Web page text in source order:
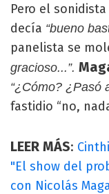
Pero el
decía “bueno
panelista se
gracioso...”.
“¿Cómo? ¿Pasó
fastidio “no,
LEER MÁS:
"El show del
con Nicolás